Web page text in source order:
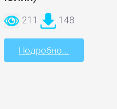
211 148
Подробно...